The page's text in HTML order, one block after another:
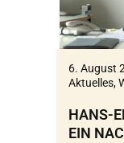
6. August
Aktuelles,
HANS-
EIN